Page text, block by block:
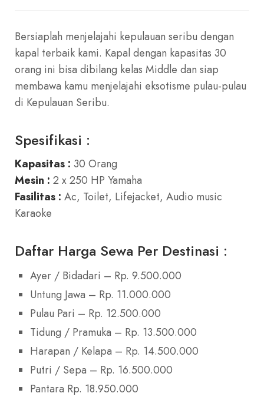
Bersiaplah menjelajahi kepulauan seribu dengan
kapal terbaik kami. Kapal dengan kapasitas 30
orang ini bisa dibilang kelas Middle dan siap
membawa kamu menjelajahi eksotisme pulau-pulau
di Kepulauan Seribu.
Spesifikasi :
Kapasitas : 30 Orang
Mesin : 2 x 250 HP Yamaha
Fasilitas : Ac, Toilet, Lifejacket, Audio music
Karaoke
Daftar Harga Sewa Per Destinasi :
Ayer / Bidadari – Rp. 9.500.000
Untung Jawa – Rp. 11.000.000
Pulau Pari – Rp. 12.500.000
Tidung / Pramuka – Rp. 13.500.000
Harapan / Kelapa – Rp. 14.500.000
Putri / Sepa – Rp. 16.500.000
Pantara Rp. 18.950.000